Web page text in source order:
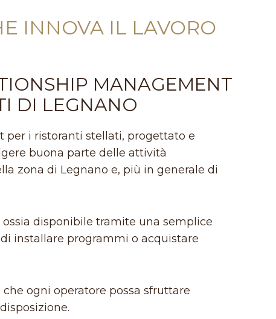
INNOVA IL LAVORO
MANAGEMENT
DI LEGNANO
per i ristoranti stellati, progettato e
buona parte delle attività
zona di Legnano e, più in generale di
ossia disponibile tramite una semplice
installare programmi o acquistare
ogni operatore possa sfruttare